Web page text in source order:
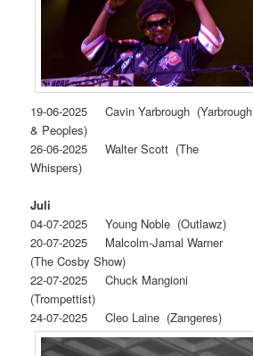
19‐06‐2025 Cavin Yarbrough (Yarbrough
& Peoples)
26‐06‐2025 Walter Scott (The
Whispers)
Juli
04-07-2025 Young Noble (Outlawz)
20-07-2025 Malcolm-Jamal Warner
(The Cosby Show)
22-07-2025 Chuck Mangioni
(Trompettist)
24-07-2025 Cleo Laine (Zangeres)